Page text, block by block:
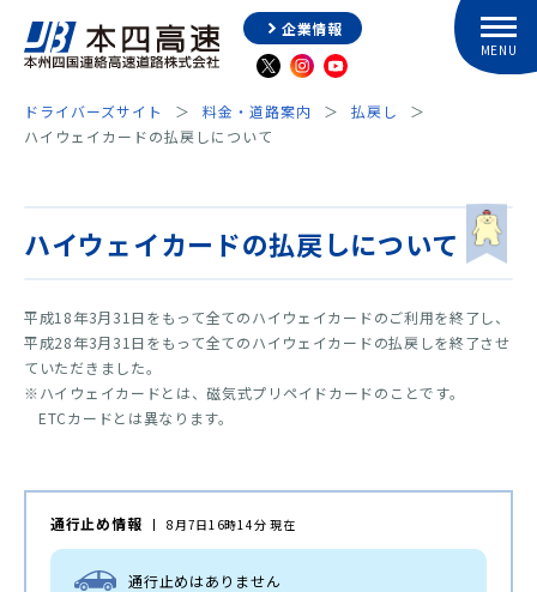
企業情報
ドライバーズサイト 料金・道路案内
払戻し
ハイウェイカードの払戻しについて
ハイウェイカードの払戻しについて
平成18年3月31日をもって全てのハイウェイカードのご利用を終了し、
平成28年3月31日をもって全てのハイウェイカードの払戻しを終了させ
ていただきました。
※ハイウェイカードとは、磁気式プリペイドカードのことです。
ETCカードとは異なります。
通行止め情報 8月7日16時14分 現在
通行止めはありません